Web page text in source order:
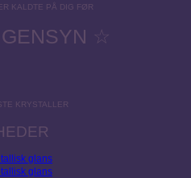
KALDTE PÅ DIG FØR
☆
KRYSTALLER